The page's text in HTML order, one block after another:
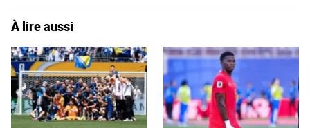
À lire aussi